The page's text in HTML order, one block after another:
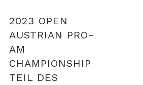
2023 OPEN
AUSTRIAN PRO-
AM
CHAMPIONSHIP
TEIL DES